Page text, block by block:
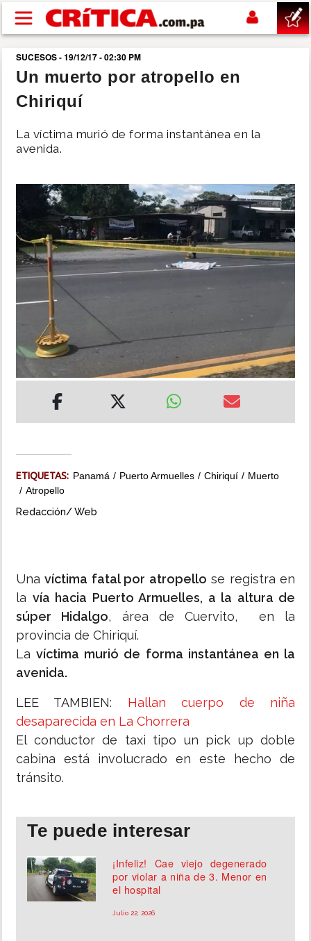
Pasar al contenido principal
buscar
SUCESOS
NACIONAL
SHOW
DEPORTES
MUNDIAL 2026
MUNDO
INSÓLITAS
IMPRESO
SUCESOS - 19/12/17 - 02:30 PM
Un muerto por atropello en
Chiriquí
La víctima murió de forma instantánea en la
avenida.
ETIQUETAS: Panamá Puerto Armuelles Chiriquí
Muerto
Atropello
Redacción/ Web
Unavíctima fatal por atropello se registra en
la vía hacia Puerto Armuelles, a la altura de
súper Hidalgo, área de Cuervito, en la
provincia de Chiriquí.
Lavíctima murió de forma instantánea en la
avenida.
LEE TAMBIEN: Hallan cuerpo de niña
desaparecida en La Chorrera
El conductor de taxi tipo un pick up doble
cabina está involucrado en este hecho de
tránsito.
Te puede interesar
¡Infeliz! Cae viejo degenerado
por violar a niña de 3. Menor en
el hospital
Julio 22, 2026